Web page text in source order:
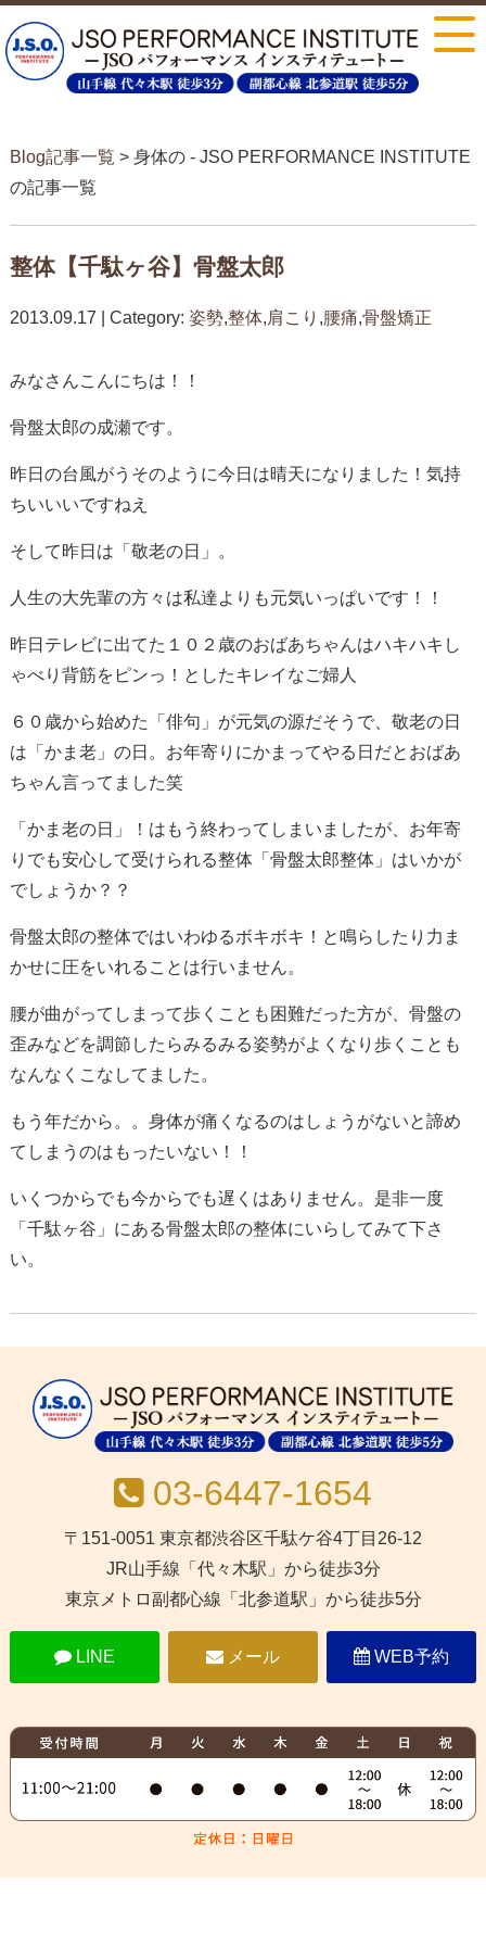
Blog記事一覧 > 身体の - JSO PERFORMANCE INSTITUTE
の記事一覧
整体【千駄ヶ谷】骨盤太郎
2013.09.17 | Category: 姿勢,整体,肩こり ,腰痛,骨盤矯正
みなさんこんにちは！！
骨盤太郎の成瀬です。
昨日の台風がうそのように今日は晴天になりました！気持
ちいいいですねえ
そして昨日は「敬老の日」。
人生の大先輩の方々は私達よりも元気いっぱいです！！
昨日テレビに出てた１０２歳のおばあちゃんはハキハキし
ゃべり背筋をピンっ！としたキレイなご婦人
６０歳から始めた「俳句」が元気の源だそうで、敬老の日
は「かま老」の日。お年寄りにかまってやる日だとおばあ
ちゃん言ってました笑
「かま老の日」！はもう終わってしまいましたが、お年寄
りでも安心して受けられる整体「骨盤太郎整体」はいかが
でしょうか？？
骨盤太郎の整体ではいわゆるボキボキ！と鳴らしたり力ま
かせに圧をいれることは行いません。
腰が曲がってしまって歩くことも困難だった方が、骨盤の
歪みなどを調節したらみるみる姿勢がよくなり歩くことも
なんなくこなしてました。
もう年だから。。身体が痛くなるのはしょうがないと諦め
てしまうのはもったいない！！
いくつからでも今からでも遅くはありません。是非一度
「千駄ヶ谷」にある骨盤太郎の整体にいらしてみて下さ
い。
03-6447-1654
〒151-0051 東京都渋谷区千駄ケ谷4丁目26-12
JR山手線「代々木駅」から徒歩3分
東京メトロ副都心線「北参道駅」から徒歩5分
LINE メール WEB予約